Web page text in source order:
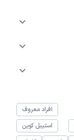
افراد معروف
استیبل کوین